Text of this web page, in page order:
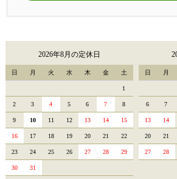
2026年8月の定休日
日 月 火 水 木 金 土
1
2 3 4 5 6 7 8
9 10 11 12 13 14 15
16 17 18 19 20 21 22
23 24 25 26 27 28 29
30 31
日 月
6 7
13 14
20 21
27 28